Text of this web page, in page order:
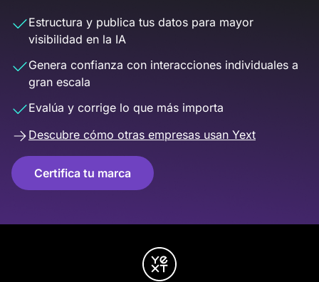
Estructura y publica tus datos para mayor
visibilidad en la IA
Genera confianza con interacciones individuales a
gran escala
Evalúa y corrige lo que más importa
Descubre cómo otras empresas usan Yext
Certifica tu marca